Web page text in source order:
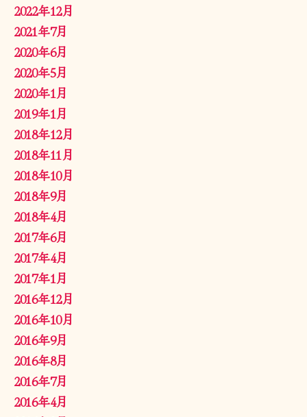
2022年12月
2021年7月
2020年6月
2020年5月
2020年1月
2019年1月
2018年12月
2018年11月
2018年10月
2018年9月
2018年4月
2017年6月
2017年4月
2017年1月
2016年12月
2016年10月
2016年9月
2016年8月
2016年7月
2016年4月